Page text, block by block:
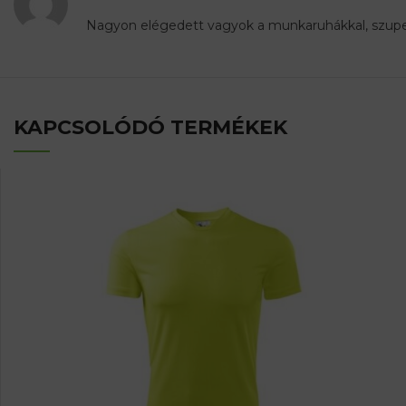
Nagyon elégedett vagyok a munkaruhákkal,
KAPCSOLÓDÓ TERMÉKEK